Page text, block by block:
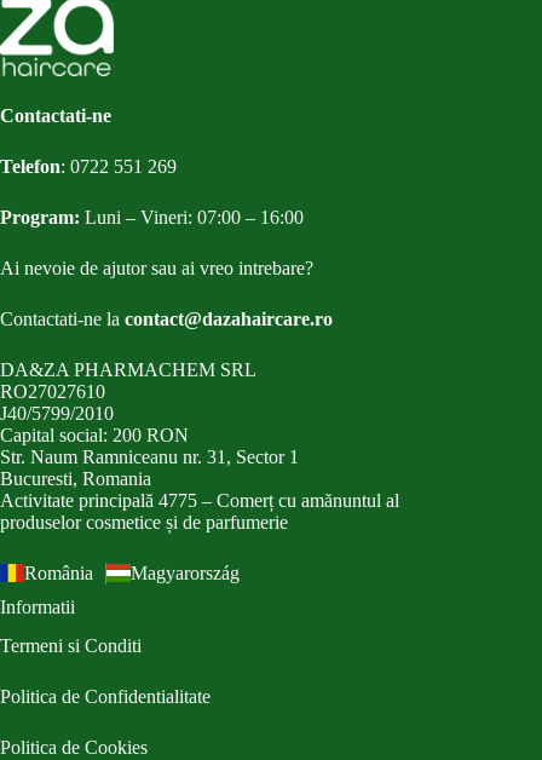
Contactati-ne
Telefon: 0722 551 269
Program: Luni – Vineri: 07:00 – 16:00
Ai nevoie de ajutor sau ai vreo intrebare?
Contactati-ne la contact@dazahaircare.ro
DA&ZA PHARMACHEM SRL
RO27027610
J40/5799/2010
Capital social: 200 RON
Str. Naum Ramniceanu nr. 31, Sector 1
Bucuresti, Romania
Activitate principală 4775 – Comerț cu amănuntul al
produselor cosmetice și de parfumerie
România
Magyarország
Informatii
Termeni si Conditi
Politica de Confidentialitate
Politica de Cookies